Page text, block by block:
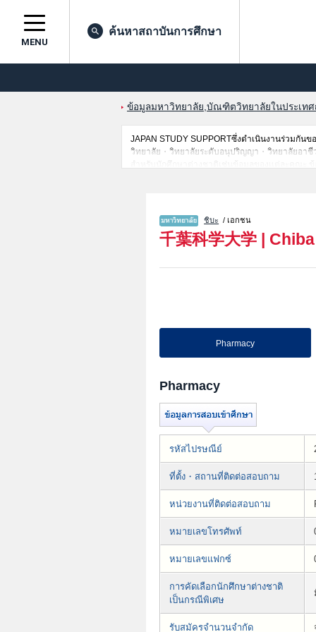
MENU
ค้นหาสถาบันการศึกษา
ข้อมูลมหาวิทยาลัย,บัณฑิตวิทยาลัยในประเท
JAPAN STUDY SUPPORTซึ่งดำเนินงานร่วมกั
วิทยาลัย・วิทยาลัยระดับอนุปริญญา・วิทยาลัยอาชี
ชิบะ / เอกชน
千葉科学大学 |
Pharmacy
Pharmacy
รหัสไปรษณีย์
ที่ตั้ง・สถานที่ติดต่อสอบถาม
หน่วยงานที่ติดต่อสอบถาม
หมายเลขโทรศัพท์
หมายเลขแฟกซ์
การคัดเลือกนักศึกษาต่างชาติ
เป็นกรณีพิเศษ
รับสมัครจำนวนจำกัด